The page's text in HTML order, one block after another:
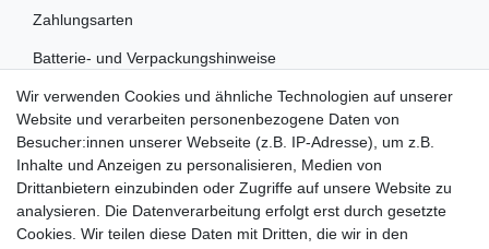
Zahlungsarten
Batterie- und Verpackungshinweise
RECHTLICHES
Impressum
Datenschutz
Widerrufsrecht
Wir verwenden Cookies und ähnliche Technologien auf unserer
Website und verarbeiten personenbezogene Daten von
Besucher:innen unserer Webseite (z.B. IP-Adresse), um z.B.
Inhalte und Anzeigen zu personalisieren, Medien von
Drittanbietern einzubinden oder Zugriffe auf unsere Website zu
analysieren. Die Datenverarbeitung erfolgt erst durch gesetzte
Cookies. Wir teilen diese Daten mit Dritten, die wir in den